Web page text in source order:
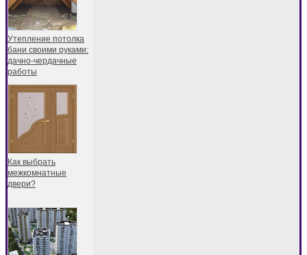
Утепление потолка
бани своими руками:
дачно-чердачные
работы
Как выбрать
межкомнатные
двери?